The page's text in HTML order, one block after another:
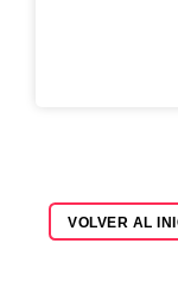
VOLVER AL